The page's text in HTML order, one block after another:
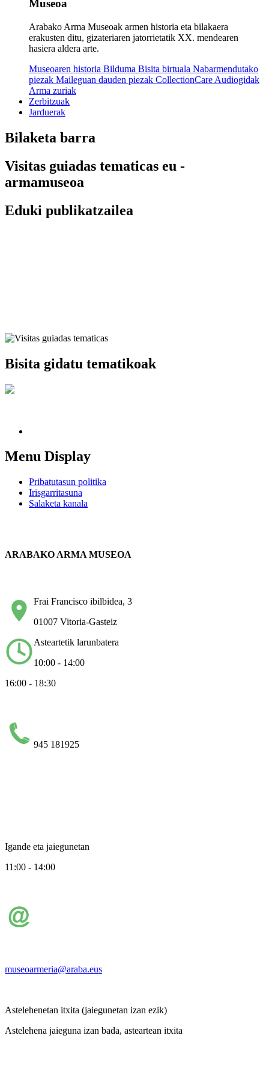
Museoa
Arabako Arma Museoak armen historia eta bilakaera
erakusten ditu, gizateriaren jatorrietatik XX. mendearen
hasiera aldera arte.
Museoaren historia Bilduma Bisita birtuala Nabarmendutako
piezak Maileguan dauden piezak CollectionCare Audiogidak
Arma zuriak
Zerbitzuak
Jarduerak
Bilaketa barra
Visitas guiadas tematicas eu -
armamuseoa
Eduki publikatzailea
Bisita gidatu tematikoak
Menu Display
Pribatutasun politika
Irisgarritasuna
Salaketa kanala
ARABAKO ARMA MUSEOA
Frai Francisco ibilbidea, 3
01007 Vitoria-Gasteiz
Asteartetik larunbatera
10:00 - 14:00
16:00 - 18:30
945 181925
Igande eta jaiegunetan
11:00 - 14:00
museoarmeria@araba.eus
Astelehenetan itxita (jaiegunetan izan ezik)
Astelehena jaieguna izan bada, asteartean itxita